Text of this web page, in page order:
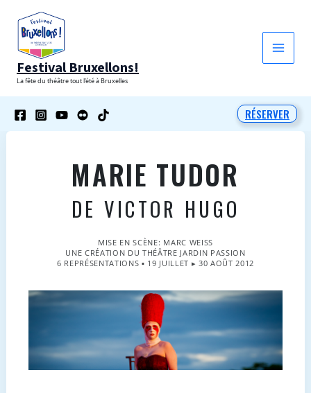
contenu
Festival Bruxellons!
La fête du théâtre tout l'été à Bruxelles
RÉSERVER
MARIE TUDOR
DE VICTOR HUGO
MISE EN SCÈNE: MARC WEISS
UNE CRÉATION DU THÉÂTRE JARDIN PASSION
6 REPRÉSENTATIONS ▪ 19 JUILLET ▸ 30 AOÛT 2012